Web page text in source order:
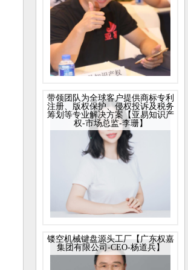
带领团队为全球客户提供商标专利
注册、版权保护、侵权投诉及税务
筹划等专业解决方案【亚易知识产
权-市场总监-李珊】
镂空机械键盘源头工厂【广东权嘉
集团有限公司-CEO-杨道兵】